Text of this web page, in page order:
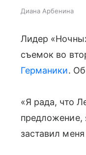
Диана Арбенина
Лидер
съемок во
Германики.
«Я рада, что
предложение,
заставил